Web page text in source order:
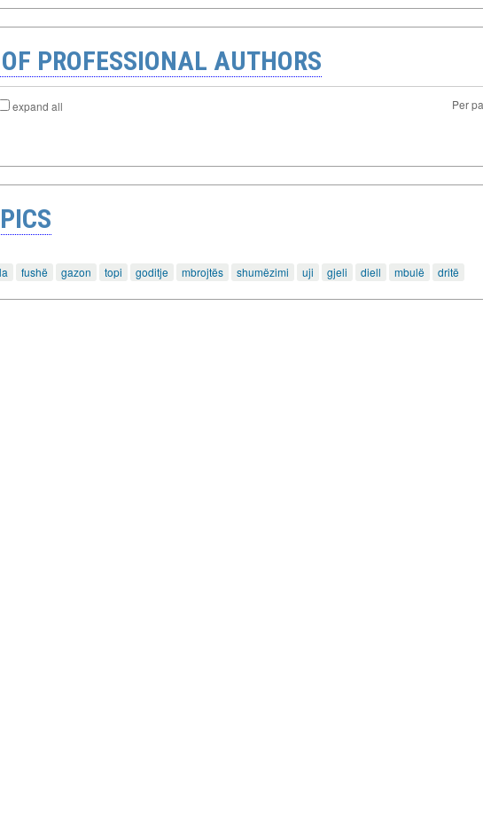
PROFESSIONAL AUTHORS
expand all Per
fushë gazon topi goditje mbrojtës shumëzimi uji gjeli diell mbulë dritë